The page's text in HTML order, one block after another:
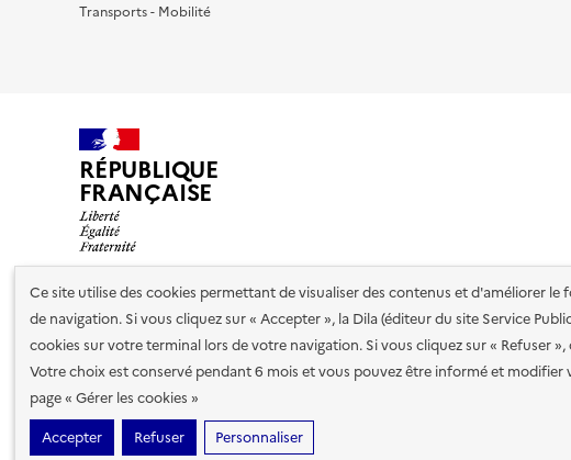
Ce site utilise des cookies permettant de visualiser des contenus et d'améliorer
de navigation. Si vous cliquez sur « Accepter », la Dila (éditeur du site Service
cookies sur votre terminal lors de votre navigation. Si vous cliquez sur « Refuser
Votre choix est conservé pendant 6 mois et vous pouvez être informé et
page « Gérer les cookies »
Accepter
Refuser Personnaliser
Transports - Mobilité
RÉPUBLIQUE
FRANÇAISE
Nos partenaires
Plan du site Accessibilité : totalement conforme
cookies